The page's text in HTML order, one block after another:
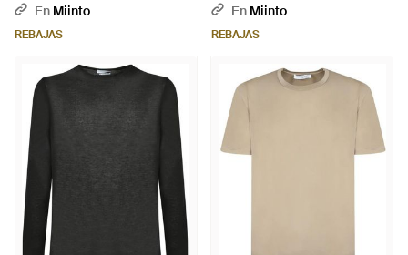
En Miinto
REBAJAS
En Miinto
REBAJAS